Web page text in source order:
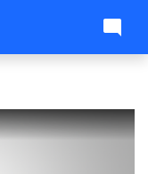
mode_comment